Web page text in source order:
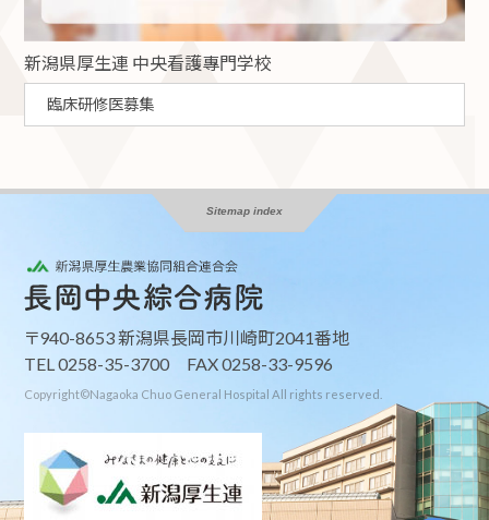
新潟県厚生連 中央看護專門学校
臨床研修医募集
Sitemap index
〒940-8653 新潟県長岡市川崎町2041番地
TEL 0258-35-3700 FAX 0258-33-9596
Copyright©Nagaoka Chuo General Hospital All rights reserved.